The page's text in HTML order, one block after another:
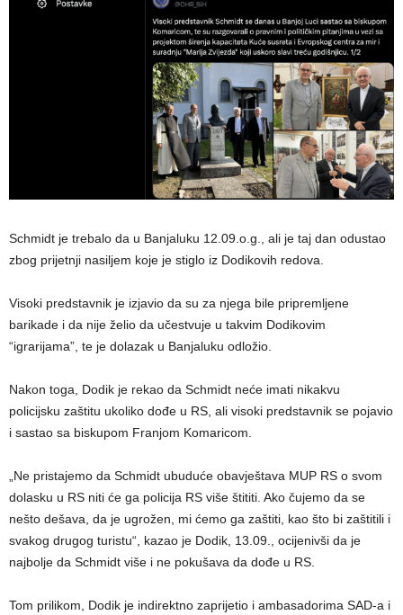
Schmidt je trebalo da u Banjaluku 12.09.o.g., ali je taj dan odustao
zbog prijetnji nasiljem koje je stiglo iz Dodikovih redova.
Visoki predstavnik je izjavio da su za njega bile pripremljene
barikade i da nije želio da učestvuje u takvim Dodikovim
“igrarijama”, te je dolazak u Banjaluku odložio.
Nakon toga, Dodik je rekao da Schmidt neće imati nikakvu
policijsku zaštitu ukoliko dođe u RS, ali visoki predstavnik se pojavio
i sastao sa biskupom Franjom Komaricom.
„Ne pristajemo da Schmidt ubuduće obavještava MUP RS o svom
dolasku u RS niti će ga policija RS više štititi. Ako čujemo da se
nešto dešava, da je ugrožen, mi ćemo ga zaštiti, kao što bi zaštitili i
svakog drugog turistu“, kazao je Dodik, 13.09., ocijenivši da je
najbolje da Schmidt više i ne pokušava da dođe u RS.
Tom prilikom, Dodik je indirektno zaprijetio i ambasadorima SAD-a i